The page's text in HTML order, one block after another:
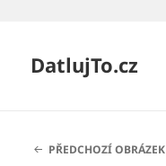
DatlujTo.cz
PŘEDCHOZÍ OBRÁZEK